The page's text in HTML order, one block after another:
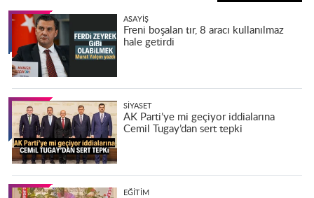
ASAYIŞ
Freni boşalan tır, 8 aracı kullanılmaz
hale getirdi
SIYASET
AK Parti’ye mi geçiyor iddialarına
Cemil Tugay’dan sert tepki
EĞITIM